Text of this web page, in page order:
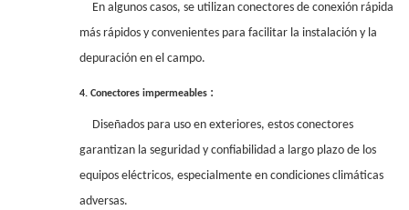
En algunos casos, se utilizan conectores de conexión rápida
más rápidos y convenientes para facilitar la instalación y la
depuración en el campo.
4. Conectores impermeables :
Diseñados para uso en exteriores, estos conectores
garantizan la seguridad y confiabilidad a largo plazo de los
equipos eléctricos, especialmente en condiciones climáticas
adversas.